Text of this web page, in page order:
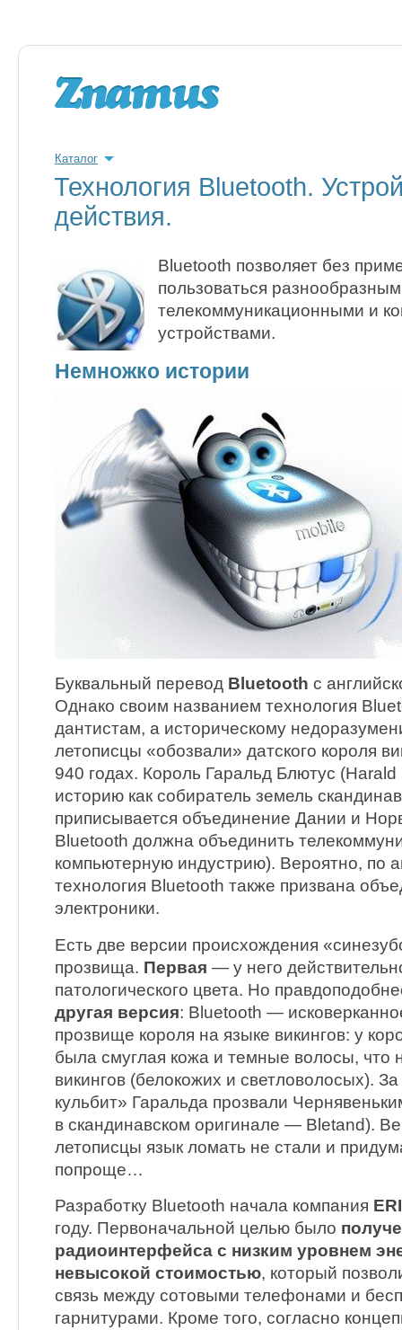
Каталог
Технология Bluetooth.
действия.
Bluetooth позволяет без
пользоваться
телекоммуникационными и
устройствами.
Немножко истории
Буквальный перевод Bluetooth с
Однако своим названием технология
дантистам, а историческому
летописцы «обозвали» датского короля
940 годах. Король Гаральд Блютус
историю как собиратель земель
приписывается объединение Дании и
Bluetooth должна объединить
компьютерную индустрию). Вероятно, по
технология Bluetooth также призвана
электроники.
Есть две версии происхождения
прозвища. Первая — у него
патологического цвета. Но
другая версия: Bluetooth —
прозвище короля на языке викингов: у
была смуглая кожа и темные волосы, что
викингов (белокожих и светловолосых). За
кульбит» Гаральда прозвали
в скандинавском оригинале — Bletand).
летописцы язык ломать не стали и
попроще…
Разработку Bluetooth начала компания
году. Первоначальной целью было
радиоинтерфейса с низким уровнем
невысокой стоимостью, который
связь между сотовыми телефонами и
гарнитурами. Кроме того, согласно